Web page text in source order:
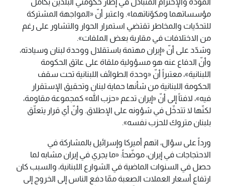
المودة والإحترام المتبادل في إطار حكومتَي البلدَين بكامل
مؤسساتهما ومكوّناتهما». واعتبر أنّ «المواجهة المشتركة
للتحدّيات والمخاطر تقتضي استمرار الحوار والتشاور على رغم
من الاختلافات في مقاربة بعض الملفات».
وشدّد على أنّ «إيران مهتمة باستقلال ووحدة لبنان وسيادته،
وأنّ الدفاع عنه هو مسؤولية ملقاة على عاتق الحكومة
اللبنانية»، معتبراً أنّ «وحدة الطوائف اللبنانية تحت سقف
الحكومة اللبنانية من شأنها حماية لبنان وتحقيق الإستقرار
فيه»، لافتاً إلى أنّ «إيران تدعم «حزب الله» كمجموعة مقاومة،
لكنّها لا تتدخّل في شؤونه على الإطلاق. وأنّ أي قرار يتعلّق
بلبنان متروك للحزب نفسه».
ورداً على سؤال، اتهم أميركا وإسرائيل بالمشاركة في
الاحتجاجات في إيران، موضّحاً: «ما يجري في إيران مشابه لما
حصل في السنوات الماضية في الشوارع اللبنانية، والسبب كان
ارتفاع أسعار العملات الصعبة ممّا دفع الناس إلى الخروج إلى